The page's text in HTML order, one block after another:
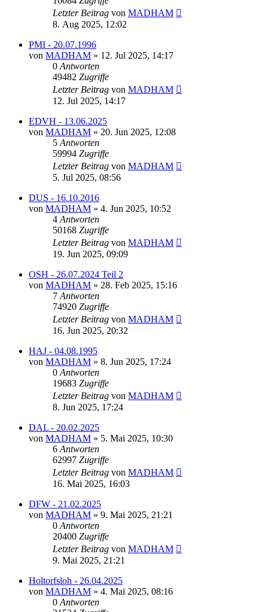
Letzter Beitrag von MADHAM
8. Aug 2025, 12:02
PMI - 20.07.1996
von MADHAM » 12. Jul 2025, 14:17
0 Antworten
49482 Zugriffe
Letzter Beitrag von MADHAM
12. Jul 2025, 14:17
EDVH - 13.06.2025
von MADHAM » 20. Jun 2025, 12:08
5 Antworten
59994 Zugriffe
Letzter Beitrag von MADHAM
5. Jul 2025, 08:56
DUS - 16.10.2016
von MADHAM » 4. Jun 2025, 10:52
4 Antworten
50168 Zugriffe
Letzter Beitrag von MADHAM
19. Jun 2025, 09:09
OSH - 26.07.2024 Teil 2
von MADHAM » 28. Feb 2025, 15:16
7 Antworten
74920 Zugriffe
Letzter Beitrag von MADHAM
16. Jun 2025, 20:32
HAJ - 04.08.1995
von MADHAM » 8. Jun 2025, 17:24
0 Antworten
19683 Zugriffe
Letzter Beitrag von MADHAM
8. Jun 2025, 17:24
DAL - 20.02.2025
von MADHAM » 5. Mai 2025, 10:30
6 Antworten
62997 Zugriffe
Letzter Beitrag von MADHAM
16. Mai 2025, 16:03
DFW - 21.02.2025
von MADHAM » 9. Mai 2025, 21:21
0 Antworten
20400 Zugriffe
Letzter Beitrag von MADHAM
9. Mai 2025, 21:21
Holtorfsloh - 26.04.2025
von MADHAM » 4. Mai 2025, 08:16
0 Antworten